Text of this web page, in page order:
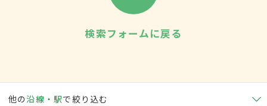
検索フォームに戻る
他の沿線・駅で絞り込む